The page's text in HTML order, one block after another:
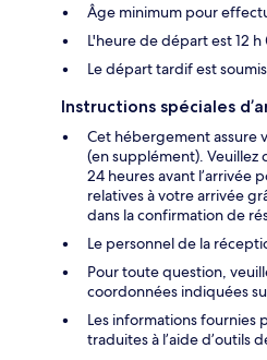
Âge minimum pour
L'heure de départ est 12 h
Le départ tardif est
Instructions spéciales
Cet hébergement assure
(en supplément).
24 heures avant l’arrivée
relatives à votre arrivée
dans la confirmation de
Le personnel de la
Pour toute question,
coordonnées indiquées
Les informations fournies
traduites à l’aide d’outils